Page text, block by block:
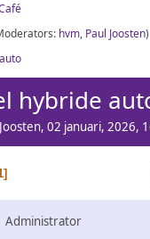
hvm, Paul Joosten)
hybride
02 januari, 2026,
Administrator